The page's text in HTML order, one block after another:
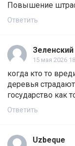
Повышение
Ответить
Зеленский
15 мая 2026
когда кто то
деревья
государство как
Ответить
Uzbeque